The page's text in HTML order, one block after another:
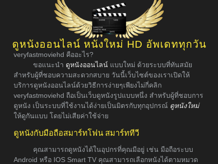
ดูหนังออนไลน์ หนังใหม่ HD อัพเดททุกวัน
veryfastmoviehd คืออะไร?
ขอแนะนำ ดูหนังออนไลน์ แบบใหม่ ด้วยระบบที่ทันสมัย
สำหรับผู้ที่ชอบความสะดวกสบาย วันนี้เว็บไซต์ของเราเปิดให้
บริการดูหนังออนไลน์ด้วยวิธีการง่ายๆเพียงไม่กี่คลิก
veryfastmoviehd ถือเป็นเว็บดูหนังรูปแบบหนึ่ง สำหรับผู้ที่ชอบการ
ดูหนัง เป็นระบบที่ใช้งานได้ง่ายเป็นมิตรกับทุกอุปกรณ์ ดูหนังใหม่
ให้ดูกันแบบ โดยไม่เสียค่าใช้จ่าย
ดูหนังกับมือถือสมาร์ทโฟน สมาร์ททีวี
คุณสามารถดูหนังได้ในอุปกรที่คุณมีอยู่ เช่น มือถือระบบ
Android หรือ IOS Smart TV คุณสามารถเลือกหนังได้ตามหมวด